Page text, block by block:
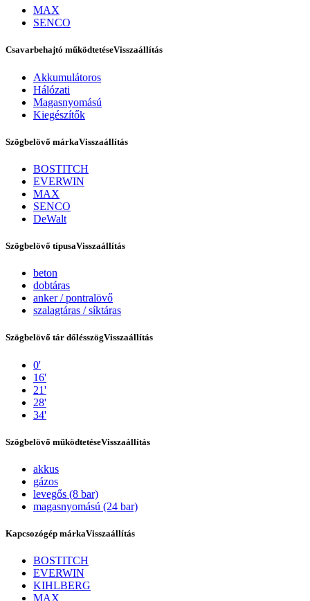
Tex Year
Szerviz
MAX
SENCO
Csavarbehajtó működtetéseVisszaállítás
Akkumulátoros
Hálózati
Magasnyomású
Kiegészítők
Szögbelövő márkaVisszaállítás
BOSTITCH
EVERWIN
MAX
SENCO
DeWalt
Szögbelövő típusaVisszaállítás
beton
dobtáras
anker / pontralövő
szalagtáras / síktáras
Szögbelövő tár dőlésszögVisszaállítás
0'
16'
21'
28'
34'
Szögbelövő működtetéseVisszaállítás
akkus
gázos
levegős (8 bar)
magasnyomású (24 bar)
Kapcsozógép márkaVisszaállítás
BOSTITCH
EVERWIN
KIHLBERG
MAX